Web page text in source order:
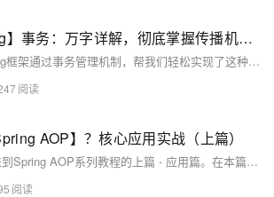
深度剖析【Spring】事务：万字详解，彻底掌握传播机制与事务原理
在Java开发中，Spring框架通过事务管理机制，帮我们轻松实现了这种“承诺”。它不仅封装了底层复杂的事务控制逻辑（比如手动开启、提交、回滚事务），还提供了灵活的配置方式，让开发者能专注于业务逻辑，而不用纠结于事务细节。
AOP】？核心应用实战（上篇）
哈喽大家好吖~欢迎来到Spring AOP系列教程的上篇 - 应用篇。在本篇，我们将专注于Spring AOP的实际应用，通过具体的代码示例和场景分析，帮助大家掌握AOP的使用方法和技巧。而在后续的下篇中，我们将深入探讨Spring AOP的实现原理和底层机制。 AOP（Aspect-Oriented Programming，面向切面编程）是Spring框架中的核心特性之一，它能够帮助我们解决横切关注点（如日志记录、性能统计、安全控制、事务管理等）的问题，提高代码的模块化程度和复用性。